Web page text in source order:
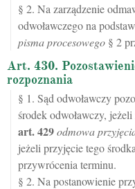
§ 2. Na zarządzenie
odwoławczego na
pisma procesowego § 2
Art. 430.
rozpoznania
§ 1. Sąd odwoławczy
środek odwoławczy,
art.429odmowa
jeżeli przyjęcie tego
przywrócenia terminu.
§ 2. Na postanowienie